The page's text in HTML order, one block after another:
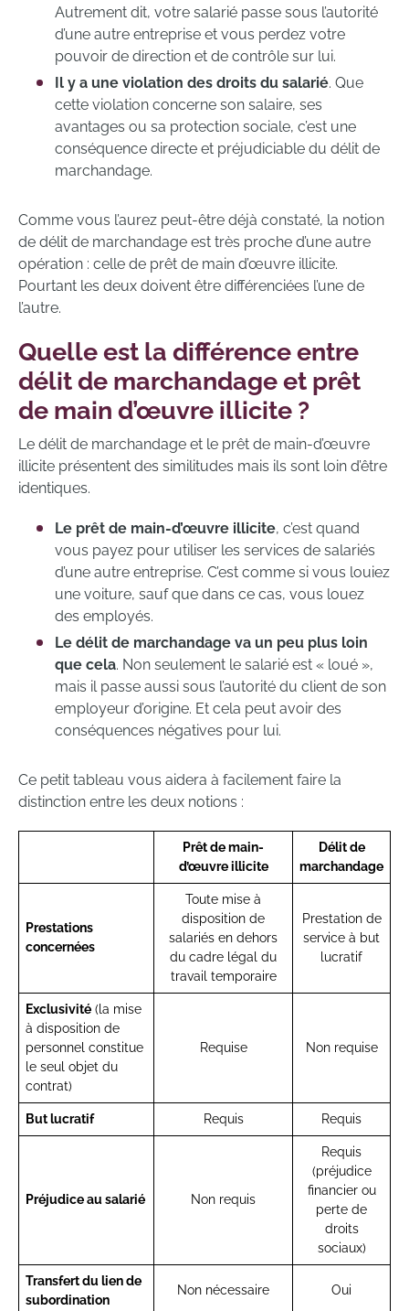
Autrement dit, votre salarié passe sous l’autorité
d’une autre entreprise et vous perdez votre
pouvoir de direction et de contrôle sur lui.
Il y a une violation des droits du salarié. Que
cette violation concerne son salaire, ses
avantages ou sa protection sociale, c’est une
conséquence directe et préjudiciable du délit de
marchandage.
Comme vous l’aurez peut-être déjà constaté, la notion
de délit de marchandage est très proche d’une autre
opération : celle de prêt de main d’œuvre illicite.
Pourtant les deux doivent être différenciées l’une de
l’autre.
Quelle est la différence entre
délit de marchandage et prêt
de main d’œuvre illicite ?
Le délit de marchandage et le prêt de main-d’œuvre
illicite présentent des similitudes mais ils sont loin d’être
identiques.
Le prêt de main-d’œuvre illicite, c’est quand
vous payez pour utiliser les services de salariés
d’une autre entreprise. C’est comme si vous louiez
une voiture, sauf que dans ce cas, vous louez
des employés.
Le délit de marchandage va un peu plus loin
que cela. Non seulement le salarié est « loué »,
mais il passe aussi sous l’autorité du client de son
employeur d’origine. Et cela peut avoir des
conséquences négatives pour lui.
Ce petit tableau vous aidera à facilement faire la
distinction entre les deux notions :
Prêt de main-
d’œuvre illicite
Délit de
marchandage
Prestations
concernées
Toute mise à
disposition de
salariés en dehors
du cadre légal du
travail temporaire
Prestation de
service à but
lucratif
Exclusivité (la mise
à disposition de
personnel constitue
le seul objet du
contrat)
Requise Non requise
But lucratif Requis Requis
Préjudice au salarié Non requis
Requis
(préjudice
financier ou
perte de
droits
sociaux)
Transfert du lien de
subordination
Non nécessaire Oui